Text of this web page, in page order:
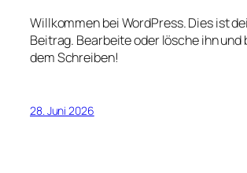
Willkommen bei WordPress. Dies ist
Beitrag. Bearbeite oder lösche ihn und
dem Schreiben!
28. Juni 2026